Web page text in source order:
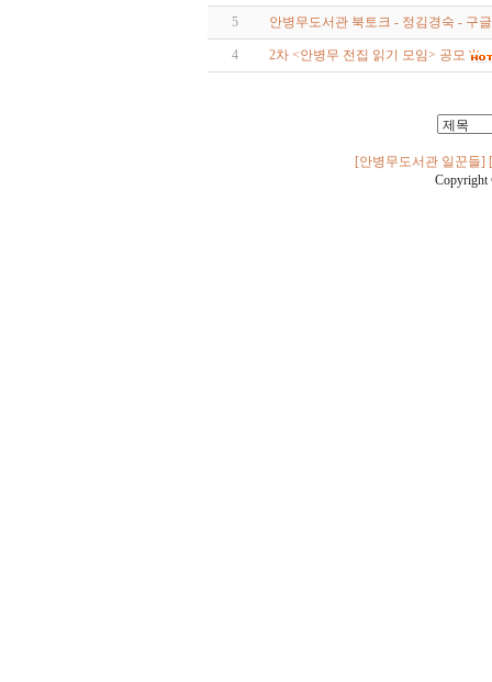
5 안병무도서관 북토크 - 정김경숙 - 구
4 2차 <안병무 전집 읽기 모임> 공모
[안병무도서관 일꾼들]